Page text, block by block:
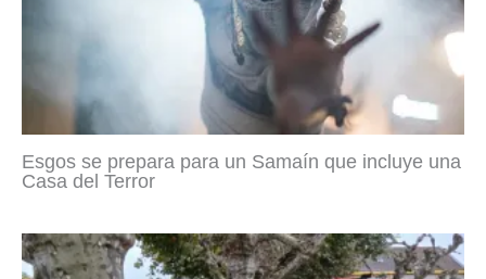
Esgos se prepara para un Samaín que incluye una
Casa del Terror